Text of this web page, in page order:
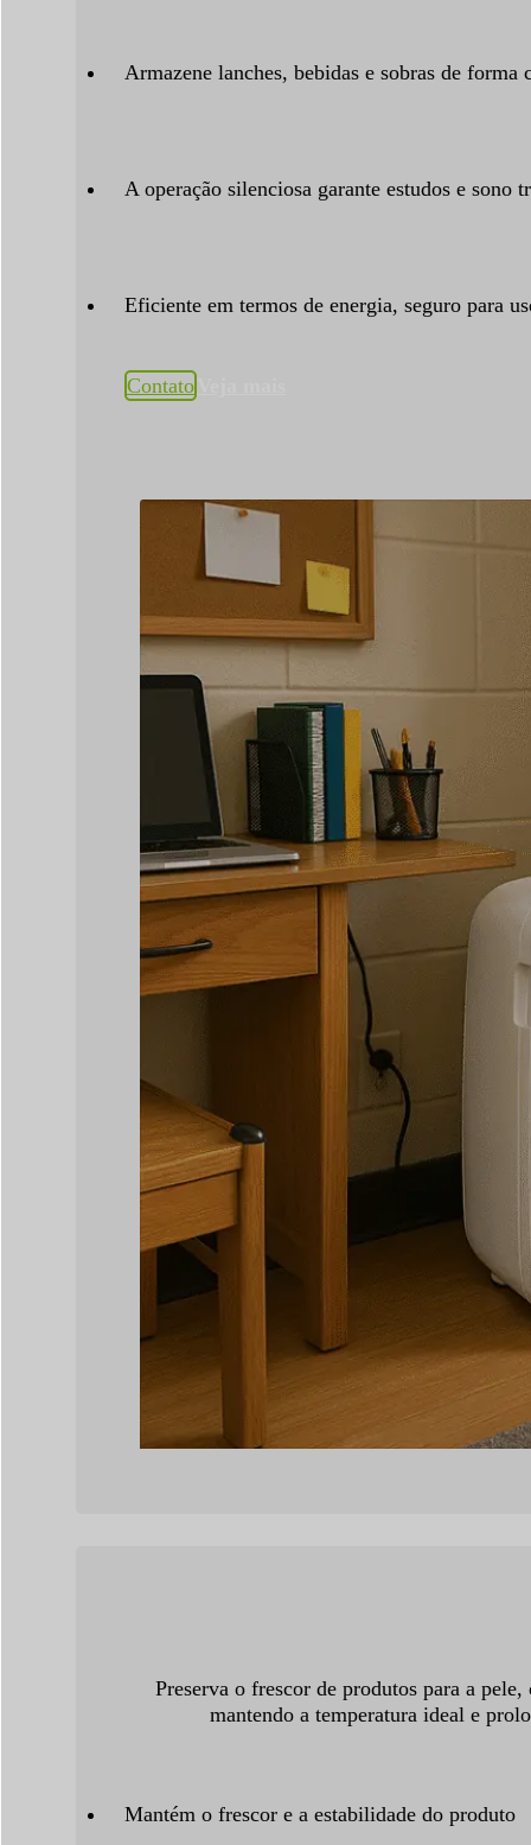
Armazene lanches, bebidas e sobras de forma
A operação silenciosa garante estudos e sono
Eficiente em termos de energia, seguro para
Contato
Preserva o frescor de produtos para a pele,
mantendo a temperatura ideal e
Mantém o frescor e a estabilidade do produto